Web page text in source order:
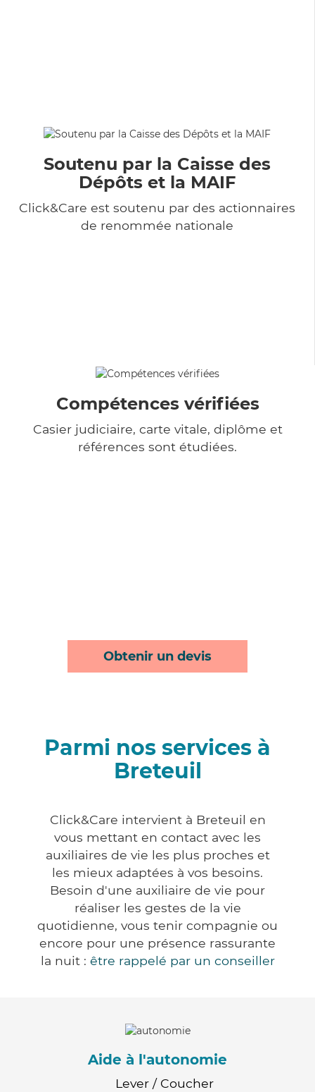
Soutenu par la Caisse des
Dépôts et la MAIF
Click&Care est soutenu par des actionnaires
de renommée nationale
Compétences vérifiées
Casier judiciaire, carte vitale, diplôme et
références sont étudiées.
Obtenir un devis
Parmi nos services à
Breteuil
Click&Care intervient à Breteuil en
vous mettant en contact avec les
auxiliaires de vie les plus proches et
les mieux adaptées à vos besoins.
Besoin d'une auxiliaire de vie pour
réaliser les gestes de la vie
quotidienne, vous tenir compagnie ou
encore pour une présence rassurante
la nuit : être rappelé par un conseiller
Aide à l'autonomie
Lever / Coucher